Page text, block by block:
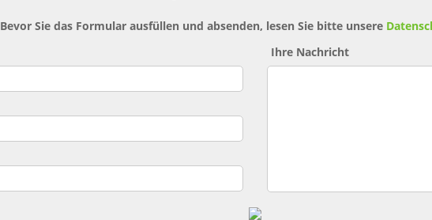
Bevor Sie das Formular ausfüllen und absenden, lesen Sie bitte unsere
Ihre Nachricht